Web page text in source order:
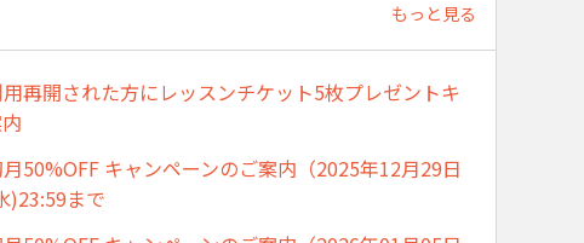
もっと見る
再開された方にレッスンチケット5枚プレゼントキ
50%OFF キャンペーンのご案内（2025年12月29日
)23:59まで